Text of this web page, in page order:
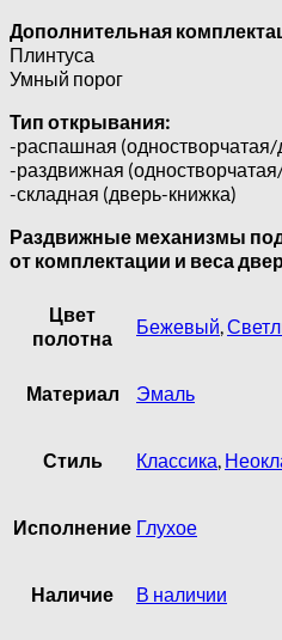
Дополнительная
Плинтуса
Умный порог
Тип открывания:
-распашная (одностворчатая/
-раздвижная
-складная (дверь-книжка)
Раздвижные механизмы
от комплектации и веса
Цвет
полотна
Бежевый
Материал Эмаль
Стиль Классика
Исполнение Глухое
Наличие В наличии